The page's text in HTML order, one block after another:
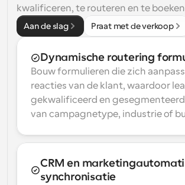
kwalificeren, te routeren en te
Aan de slag Praat met de verkoop
Dynamische routering
Bouw formulieren die zich
reacties van de klant, waardoor
gekwalificeerd en gesegmenteerd
van campagnetype, industrie of
CRM en
synchronisatie